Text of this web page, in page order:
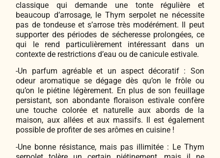
classique qui demande une tonte régulière et
beaucoup d’arrosage, le Thym serpolet ne nécessite
pas de tondeuse et s’arrose très modérément. Il peut
supporter des périodes de sécheresse prolongées, ce
qui le rend particulièrement intéressant dans un
contexte de restrictions d’eau ou de canicule estivale.
-Un parfum agréable et un aspect décoratif : Son
odeur aromatique se dégage dès qu’on le frôle ou
qu’on le piétine légèrement. En plus de son feuillage
persistant, son abondante floraison estivale confère
une touche colorée et naturelle aux abords de la
maison, aux allées et aux massifs. Il est également
possible de profiter de ses arômes en cuisine !
-Une bonne résistance, mais pas illimitée : Le Thym